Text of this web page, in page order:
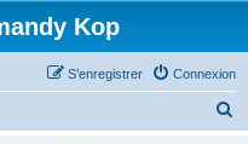
Kop
Connexion
S’enregistrer